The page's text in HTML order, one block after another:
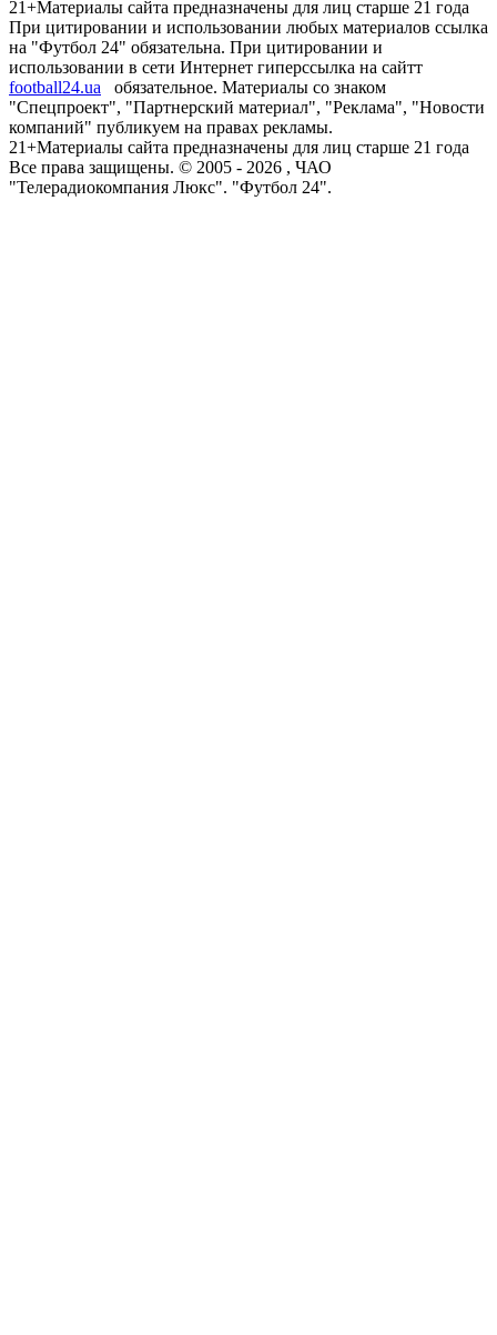
21+Материалы сайта предназначены для лиц старше 21 года
При цитировании и использовании любых материалов ссылка
на "Футбол 24" обязательна. При цитировании и
использовании в сети Интернет гиперссылка на сайтт
football24.ua
обязательное. Материалы со знаком
"Спецпроект", "Партнерский материал", "Реклама", "Новости
компаний" публикуем на правах рекламы.
21+Материалы сайта предназначены для лиц старше 21 года
Все права защищены. © 2005 - 2026 , ЧАО
"Телерадиокомпания Люкс". "Футбол 24".